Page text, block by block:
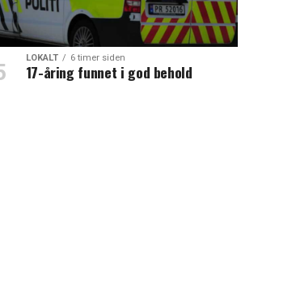
LOKALT 6 timer siden
17-åring funnet i god behold